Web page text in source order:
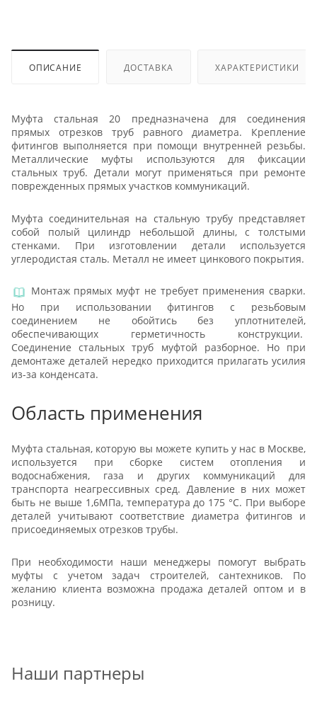
ОПИСАНИЕ ДОСТАВКА ХАРАКТЕРИСТИКИ
Муфта стальная 20 предназначена для соединения
прямых отрезков труб равного диаметра. Крепление
фитингов выполняется при помощи внутренней резьбы.
Металлические муфты используются для фиксации
стальных труб. Детали могут применяться при ремонте
поврежденных прямых участков коммуникаций.
Муфта соединительная на стальную трубу представляет
собой полый цилиндр небольшой длины, с толстыми
стенками. При изготовлении детали используется
углеродистая сталь. Металл не имеет цинкового покрытия.
Монтаж прямых муфт не требует применения сварки.
Но при использовании фитингов с резьбовым
соединением не обойтись без уплотнителей,
обеспечивающих герметичность конструкции.
Соединение стальных труб муфтой разборное. Но при
демонтаже деталей нередко приходится прилагать усилия
из-за конденсата.
Область применения
Муфта стальная, которую вы можете купить у нас в Москве,
используется при сборке систем отопления и
водоснабжения, газа и других коммуникаций для
транспорта неагрессивных сред. Давление в них может
быть не выше 1,6МПа, температура до 175 °С. При выборе
деталей учитывают соответствие диаметра фитингов и
присоединяемых отрезков трубы.
При необходимости наши менеджеры помогут выбрать
муфты с учетом задач строителей, сантехников. По
желанию клиента возможна продажа деталей оптом и в
розницу.
Наши партнеры